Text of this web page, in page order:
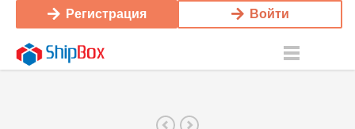
Регистрация Войти